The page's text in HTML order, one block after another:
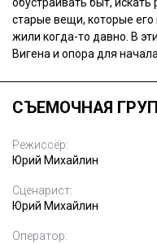
старые вещи, которые его
жили когда-то давно. В
Вигена и опора для
СЪЕМОЧНАЯ
Режиссёр:
Юрий Михайлин
Сценарист:
Юрий Михайлин
Оператор: